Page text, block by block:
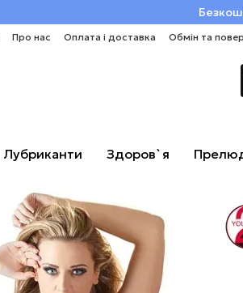
Про нас Оплата і доставка Обмін та
Лубриканти Здоров`я